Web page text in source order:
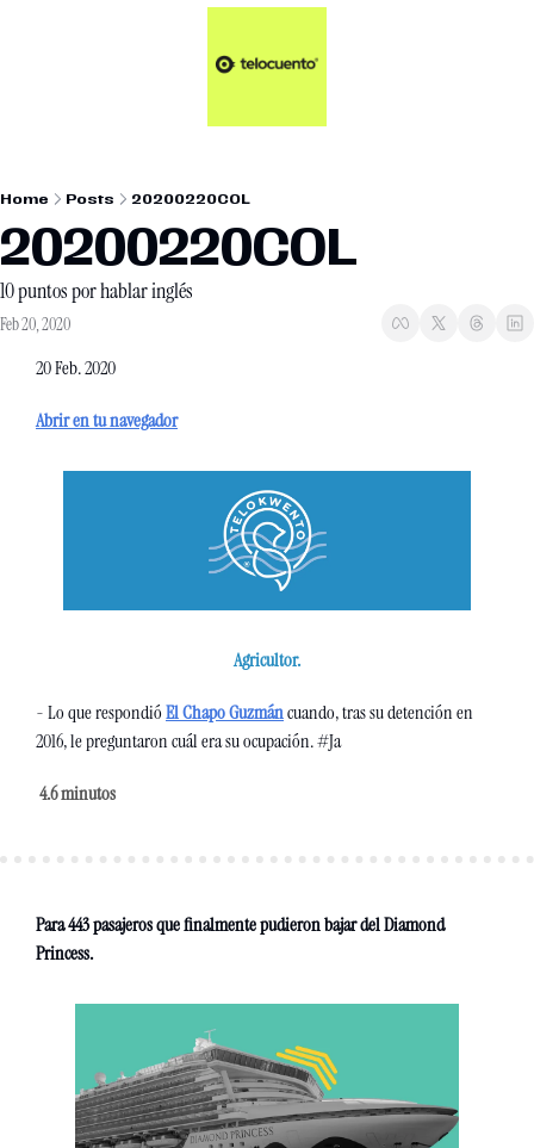
Artículos 📑
Plus 💎
Home Posts 20200220COL
20200220COL
10 puntos por hablar inglés
Feb 20, 2020
20 Feb. 2020
Abrir en tu navegador
Agricultor.
- Lo que respondió El Chapo Guzmán cuando, tras su detención en
2016, le preguntaron cuál era su ocupación. #Ja
4.6 minutos
Para 443 pasajeros que finalmente pudieron bajar del Diamond
Princess.